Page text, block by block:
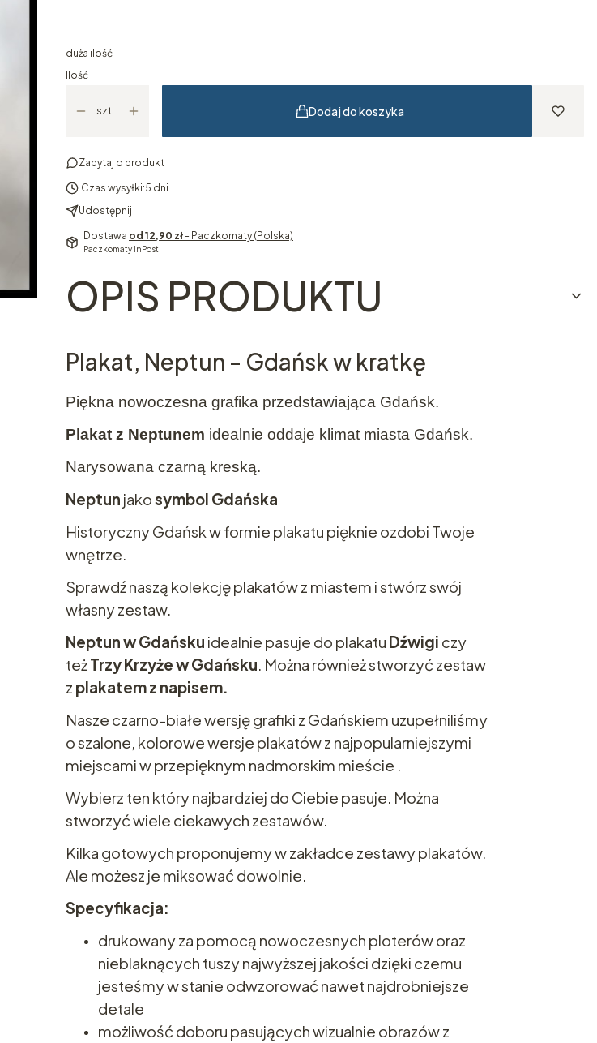
duża ilość
Ilość
szt. Dodaj do koszyka
Zapytaj o produkt
Czas wysyłki:5 dni
Udostępnij
Dostawa od 12,90 zł - Paczkomaty (Polska)
Paczkomaty InPost
OPIS PRODUKTU
Plakat, Neptun - Gdańsk w kratkę
Piękna nowoczesna grafika przedstawiająca Gdańsk.
Plakat z Neptunem idealnie oddaje klimat miasta Gdańsk.
Narysowana czarną kreską.
Neptun jakosymbol Gdańska
Historyczny Gdańsk w formie plakatu pięknie ozdobi Twoje
wnętrze.
Sprawdź naszą kolekcję plakatów z miastem i stwórz swój
własny zestaw.
Neptun w Gdańsku idealnie pasuje do plakatu Dźwigi czy
teżTrzy Krzyże w Gdańsku . Można również stworzyć zestaw
z plakatem z napisem.
Nasze czarno-białe wersję grafiki z Gdańskiem uzupełniliśmy
o szalone, kolorowe wersje plakatów z najpopularniejszymi
miejscami w przepięknym nadmorskim mieście .
Wybierz ten który najbardziej do Ciebie pasuje. Można
stworzyć wiele ciekawych zestawów.
Kilka gotowych proponujemy w zakładce zestawy plakatów.
Ale możesz je miksować dowolnie.
Specyfikacja:
drukowany za pomocą nowoczesnych ploterów oraz
nieblaknących tuszy najwyższej jakości dzięki czemu
jesteśmy w stanie odwzorować nawet najdrobniejsze
detale
możliwość doboru pasujących wizualnie obrazów z